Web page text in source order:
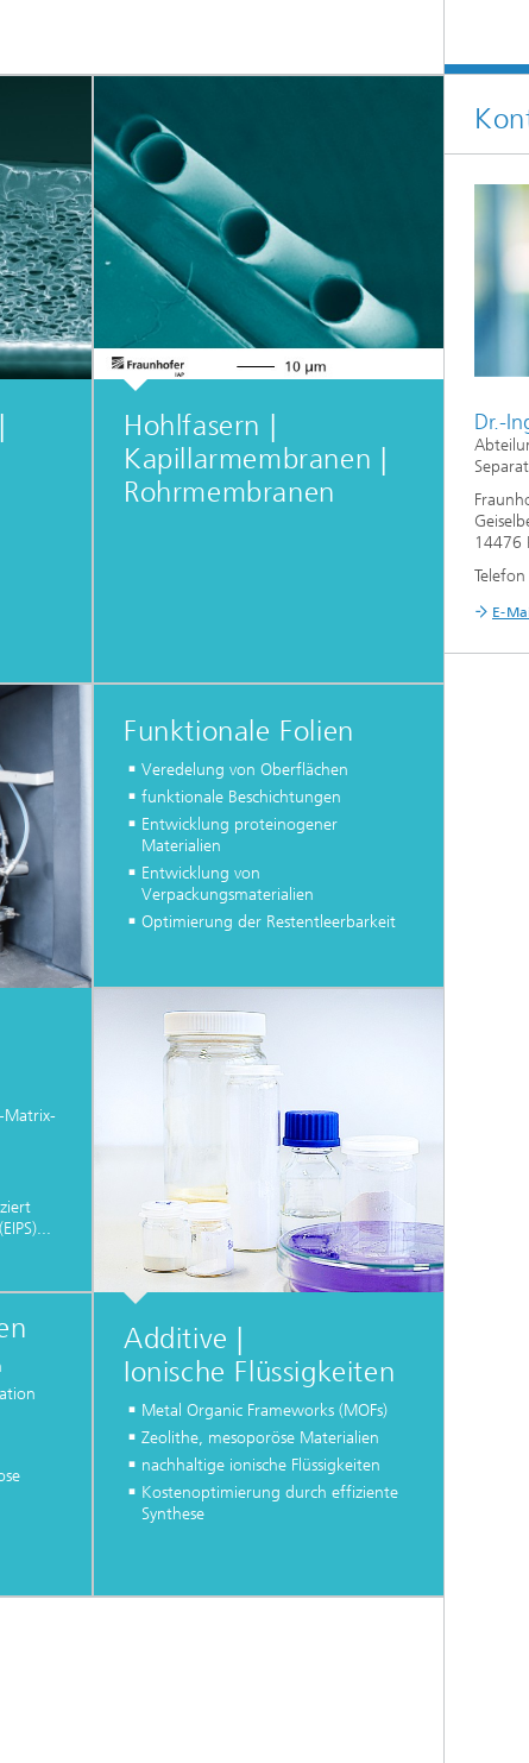
Hohlfasern |
Kapillarmembranen |
Rohrmembranen
Matrix-
Funktionale Folien
Veredelung von Oberflächen
funktionale Beschichtungen
Entwicklung proteinogener
Materialien
Entwicklung von
Verpackungsmaterialien
Optimierung der Restentleerbarkeit
Additive |
Ionische Flüssigkeiten
Metal Organic Frameworks (MOFs)
Zeolithe, mesoporöse Materialien
nachhaltige ionische Flüssigkeiten
Kostenoptimierung durch effiziente
Synthese
Dr.-
14476
E-